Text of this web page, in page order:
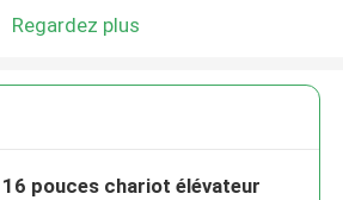
Regardez plus
16 pouces chariot élévateur